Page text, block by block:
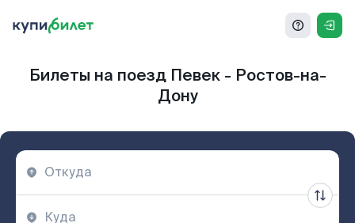
Билеты на поезд Певек - Ростов-на-
Дону